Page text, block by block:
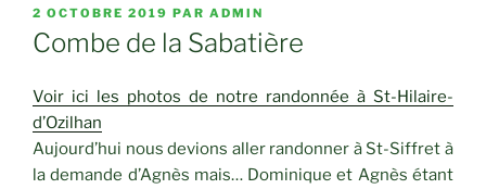
PUBLIÉ
LE
2 OCTOBRE 2019 PAR ADMIN
Combe de la Sabatière
Voir ici les photos de notre randonnée à St-Hilaire-
d’Ozilhan
Aujourd’hui nous devions aller randonner à St-Siffret à
la demande d’Agnès mais… Dominique et Agnès étant